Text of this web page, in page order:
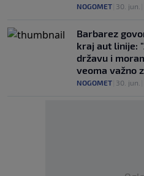
NOGOMET 30. jun.
Barbarez
kraj aut linije:
državu i
veoma važno
NOGOMET 30. jun.